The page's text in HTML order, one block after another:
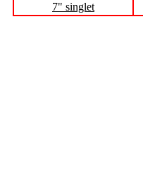
7" singlet